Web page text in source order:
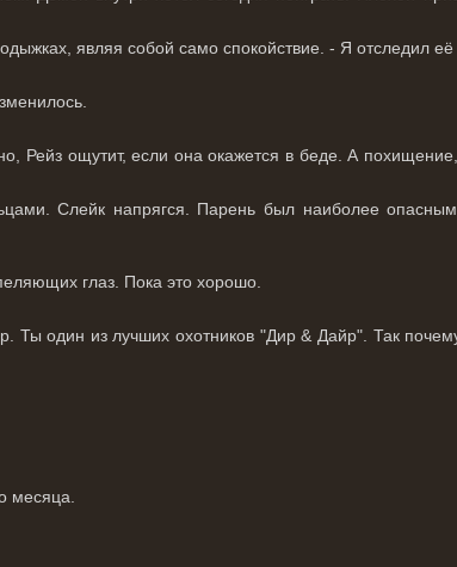
являя собой само спокойствие. - Я отследил
Рейз ощутит, если она окажется в беде. А похищение,
Слейк напрягся. Парень был наиболее
глаз. Пока это хорошо.
один из лучших охотников "Дир & Дайр". Так
месяца.